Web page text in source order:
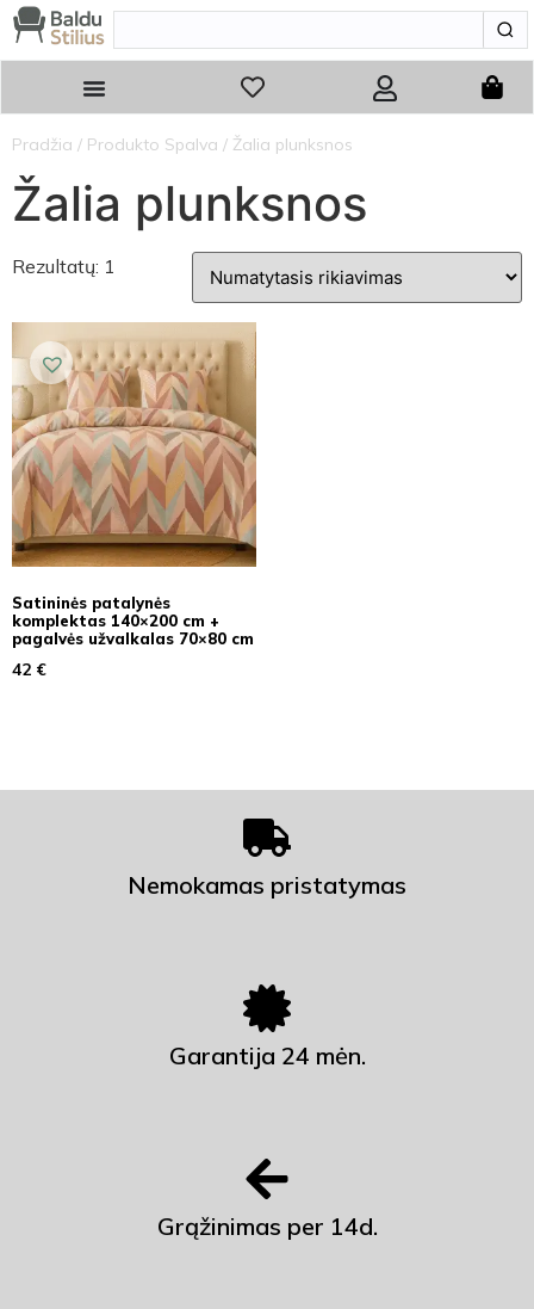
Pradžia / Produkto Spalva / Žalia plunksnos
Žalia plunksnos
Rezultatų: 1
Satininės patalynės
komplektas 140×200 cm +
pagalvės užvalkalas 70×80 cm
42 €
Nemokamas pristatymas
Garantija 24 mėn.
Grąžinimas per 14d.